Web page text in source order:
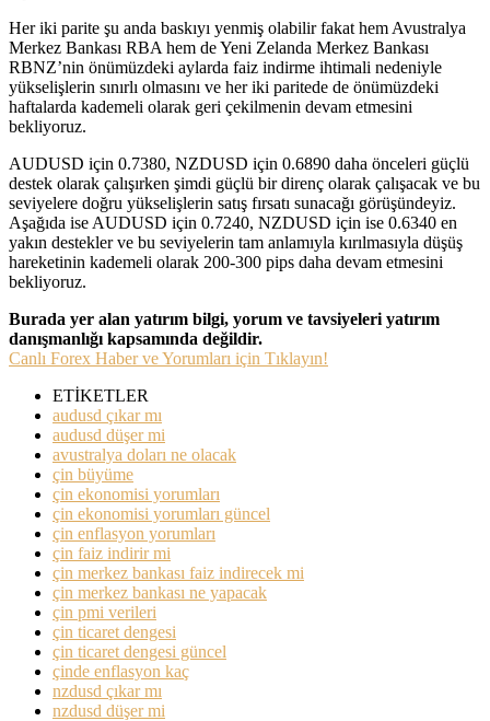
Her iki parite şu anda baskıyı yenmiş olabilir fakat hem Avustralya
Merkez Bankası RBA hem de Yeni Zelanda Merkez Bankası
RBNZ’nin önümüzdeki aylarda faiz indirme ihtimali nedeniyle
yükselişlerin sınırlı olmasını ve her iki paritede de önümüzdeki
haftalarda kademeli olarak geri çekilmenin devam etmesini
bekliyoruz.
AUDUSD için 0.7380, NZDUSD için 0.6890 daha önceleri güçlü
destek olarak çalışırken şimdi güçlü bir direnç olarak çalışacak ve bu
seviyelere doğru yükselişlerin satış fırsatı sunacağı görüşündeyiz.
Aşağıda ise AUDUSD için 0.7240, NZDUSD için ise 0.6340 en
yakın destekler ve bu seviyelerin tam anlamıyla kırılmasıyla düşüş
hareketinin kademeli olarak 200-300 pips daha devam etmesini
bekliyoruz.
Burada yer alan yatırım bilgi, yorum ve tavsiyeleri yatırım
danışmanlığı kapsamında değildir.
Canlı Forex Haber ve Yorumları için Tıklayın!
ETİKETLER
audusd çıkar mı
audusd düşer mi
avustralya doları ne olacak
çin büyüme
çin ekonomisi yorumları
çin ekonomisi yorumları güncel
çin enflasyon yorumları
çin faiz indirir mi
çin merkez bankası faiz indirecek mi
çin merkez bankası ne yapacak
çin pmi verileri
çin ticaret dengesi
çin ticaret dengesi güncel
çinde enflasyon kaç
nzdusd çıkar mı
nzdusd düşer mi